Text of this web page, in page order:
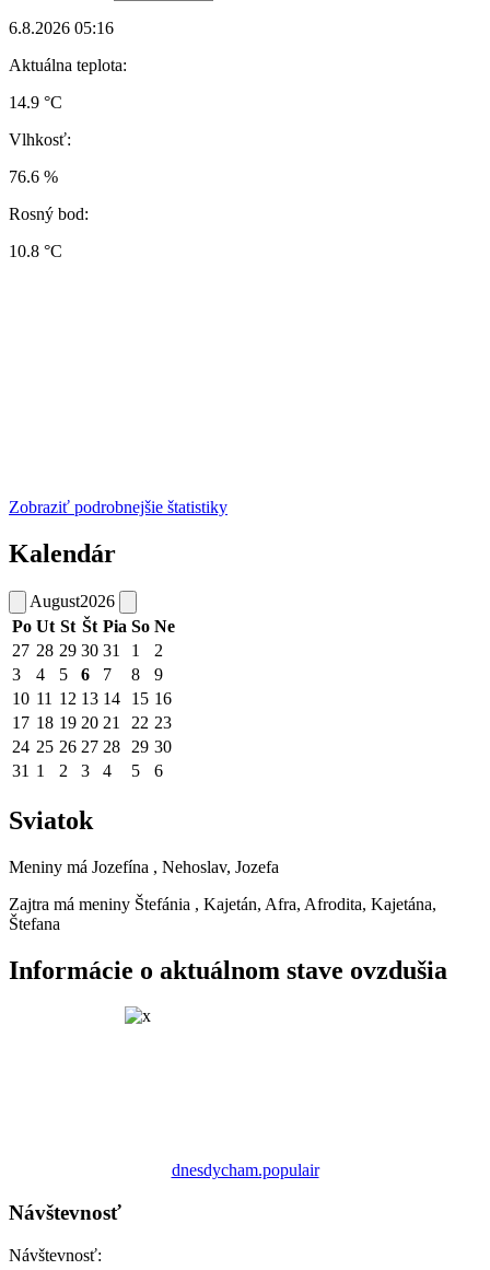
6.8.2026 05:16
Aktuálna teplota:
14.9 °C
Vlhkosť:
76.6 %
Rosný bod:
10.8 °C
Zobraziť podrobnejšie štatistiky
Kalendár
August2026
Po Ut St Št Pia So Ne
27 28 29 30 31 1
2
3
4 5 6 7 8
9
10 11 12 13 14 15 16
17 18 19 20 21 22 23
24 25 26 27 28 29 30
31 1 2 3 4 5 6
Sviatok
Meniny má Jozefína , Nehoslav, Jozefa
Zajtra má meniny Štefánia , Kajetán, Afra, Afrodita, Kajetána,
Štefana
Informácie o aktuálnom stave ovzdušia
dnesdycham.populair
Návštevnosť
Návštevnosť: